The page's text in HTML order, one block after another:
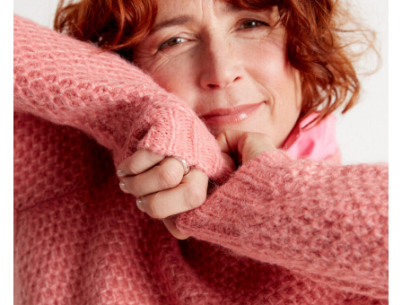
Unkomplizierter
Alltags- und Reisebe-gleiter:Alpakapulloveraus der